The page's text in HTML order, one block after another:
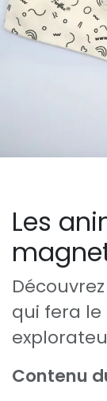
Les
qui fera
Contenu